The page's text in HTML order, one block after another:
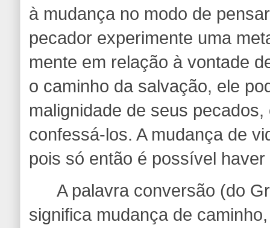
à mudança no modo de
pecador experimente uma
mente em relação à vontade
o caminho da salvação, ele
malignidade de seus
confessá-los. A mudança de
pois só então é possível
A palavra conversão (do
significa mudança de